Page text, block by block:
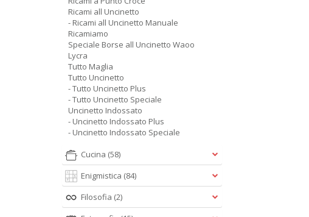
Ricami all Uncinetto
- Ricami all Uncinetto Manuale
Ricamiamo
Speciale Borse all Uncinetto Waoo
Lycra
Tutto Maglia
Tutto Uncinetto
- Tutto Uncinetto Plus
- Tutto Uncinetto Speciale
Uncinetto Indossato
- Uncinetto Indossato Plus
- Uncinetto Indossato Speciale
Cucina (58)
Enigmistica (84)
Filosofia (2)